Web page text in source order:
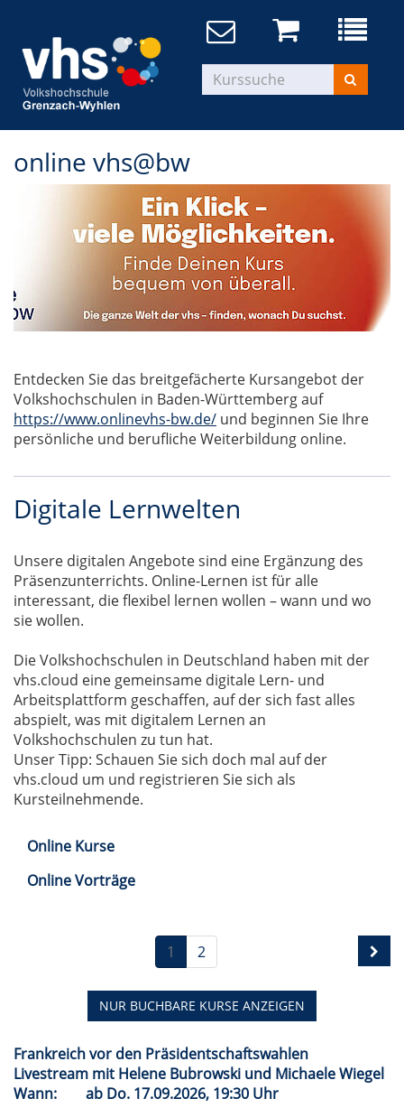
online vhs@bw
Entdecken Sie das breitgefächerte Kursangebot der
Volkshochschulen in Baden-Württemberg auf
https://www.onlinevhs-bw.de/ und beginnen Sie Ihre
persönliche und berufliche Weiterbildung online.
Digitale Lernwelten
Unsere digitalen Angebote sind eine Ergänzung des
Präsenzunterrichts. Online-Lernen ist für alle
interessant, die flexibel lernen wollen – wann und wo
sie wollen.
Die Volkshochschulen in Deutschland haben mit der
vhs.cloud eine gemeinsame digitale Lern- und
Arbeitsplattform geschaffen, auf der sich fast alles
abspielt, was mit digitalem Lernen an
Volkshochschulen zu tun hat.
Unser Tipp: Schauen Sie sich doch mal auf der
vhs.cloud um und registrieren Sie sich als
Kursteilnehmende.
Online Kurse
Online Vorträge
1 2
NUR BUCHBARE KURSE ANZEIGEN
Frankreich vor den Präsidentschaftswahlen
Livestream mit Helene Bubrowski und Michaele Wiegel
Wann:
ab Do. 17.09.2026, 19:30 Uhr